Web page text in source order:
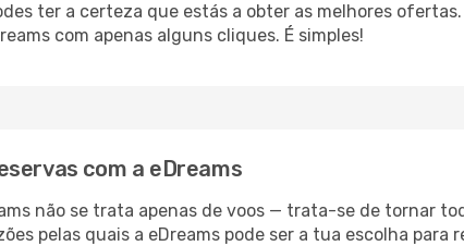
ter a certeza que estás a obter as melhores
com apenas alguns cliques. É simples!
com a eDreams
não se trata apenas de voos — trata-se de tornar
pelas quais a eDreams pode ser a tua escolha para